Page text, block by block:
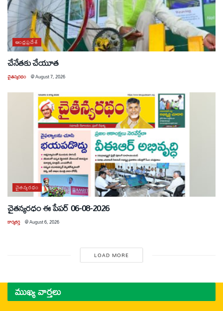
ఆంధ్రప్రదేశ్
చేనేతకు చేయూత
చైతన్యరధం @August 7, 2026
చైతన్యరధం
చైతన్యరధం ఈ పేపర్ 06-08-2026
కార్యకర్త @August 6, 2026
LOAD MORE
ముఖ్య వార్తలు